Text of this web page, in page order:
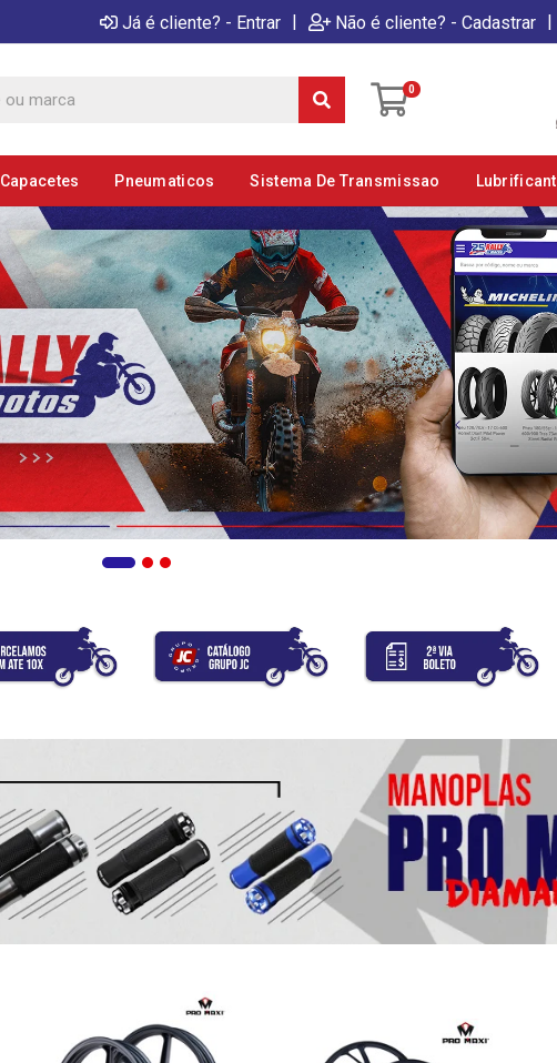
Já é cliente? - Entrar | Não é cliente? - Cadastrar |
0
Capacetes Pneumaticos Sistema De Transmissao